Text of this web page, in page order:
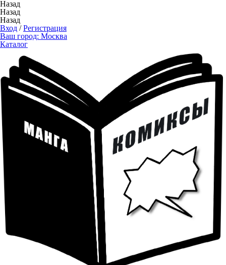
Назад
Назад
Назад
Вход /Регистрация
Ваш город: Москва
Каталог